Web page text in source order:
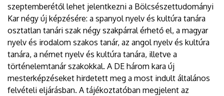
szeptemberétől lehet jelentkezni a Bölcsészettudományi
Kar négy új képzésére: a spanyol nyelv és kultúra tanára
osztatlan tanári szak négy szakpárral érhető el, a magyar
nyelv és irodalom szakos tanár, az angol nyelv és kultúra
tanára, a német nyelv és kultúra tanára, illetve a
történelemtanár szakokkal. A DE három kara új
mesterképzéseket hirdetett meg a most indult általános
felvételi eljárásban. A tájékoztatóban megjelent az